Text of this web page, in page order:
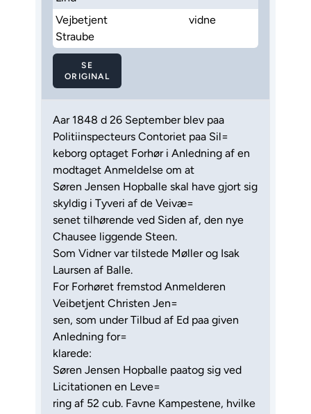
Vejbetjent
Straube
vidne
SE
ORIGINAL
Aar 1848 d 26 September blev paa
Politiinspecteurs Contoriet paa Sil=
keborg optaget Forhør i Anledning af en
modtaget Anmeldelse om at
Søren Jensen Hopballe skal have gjort sig
skyldig i Tyveri af de Veivæ=
senet tilhørende ved Siden af, den nye
Chausee liggende Steen.
Som Vidner var tilstede Møller og Isak
Laursen af Balle.
For Forhøret fremstod Anmelderen
Veibetjent Christen Jen=
sen, som under Tilbud af Ed paa given
Anledning for=
klarede:
Søren Jensen Hopballe paatog sig ved
Licitationen en Leve=
ring af 52 cub. Favne Kampestene, hvilke